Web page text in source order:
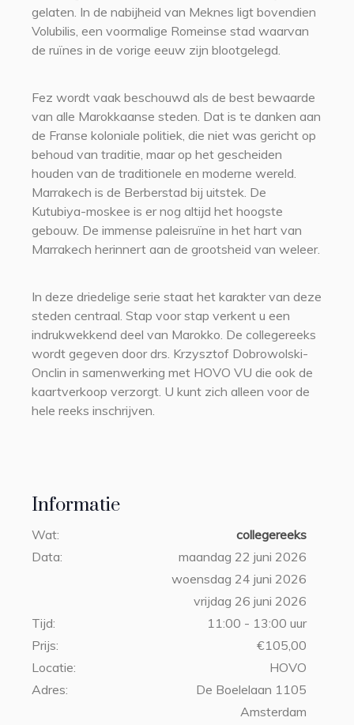
Informatie
Wat:
collegereeks
Data:
maandag 22 juni 2026
woensdag 24 juni 2026
vrijdag 26 juni 2026
Tijd:
11:00 - 13:00 uur
Prijs:
€105,00
Locatie:
HOVO
Adres:
De Boelelaan 1105
Amsterdam
gelaten. In de nabijheid van Meknes ligt bovendien
Volubilis, een voormalige Romeinse stad waarvan
de ruïnes in de vorige eeuw zijn blootgelegd.
Fez wordt vaak beschouwd als de best bewaarde
van alle Marokkaanse steden. Dat is te danken aan
de Franse koloniale politiek, die niet was gericht op
behoud van traditie, maar op het gescheiden
houden van de traditionele en moderne wereld.
Marrakech is de Berberstad bij uitstek. De
Kutubiya-moskee is er nog altijd het hoogste
gebouw. De immense paleisruïne in het hart van
Marrakech herinnert aan de grootsheid van weleer.
In deze driedelige serie staat het karakter van deze
steden centraal. Stap voor stap verkent u een
indrukwekkend deel van Marokko. De collegereeks
wordt gegeven door drs. Krzysztof Dobrowolski-
Onclin in samenwerking met HOVO VU die ook de
kaartverkoop verzorgt. U kunt zich alleen voor de
hele reeks inschrijven.